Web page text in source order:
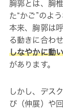
胸郭とは、胸
た“かご”のよう
本来、胸郭は
る動きに合わ
しなやかに動
があります。
しかし、デス
び（伸展）や